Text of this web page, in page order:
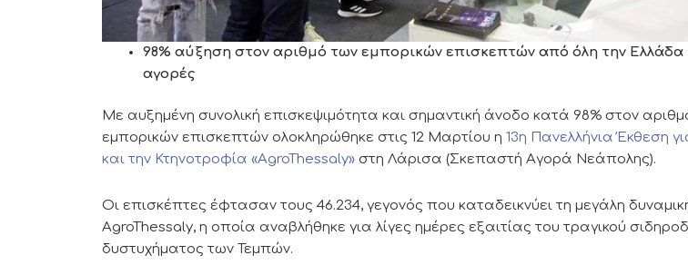
98% αύξηση στον αριθμό των εμπορικών επισκεπτών από όλη την Ελλάδα
αγορές
Με αυξημένη συνολική επισκεψιμότητα και σημαντική άνοδο κατά 98% στον
εμπορικών επισκεπτών ολοκληρώθηκε στις 12 Μαρτίου η 13η Πανελλήνια Έκθεση
και την Κτηνοτροφία «AgroThessaly» στη Λάρισα (Σκεπαστή Αγορά Νεάπολης).
Οι επισκέπτες έφτασαν τους 46.234, γεγονός που καταδεικνύει τη μεγάλη
AgroThessaly, η οποία αναβλήθηκε για λίγες ημέρες εξαιτίας του τραγικού
δυστυχήματος των Τεμπών.